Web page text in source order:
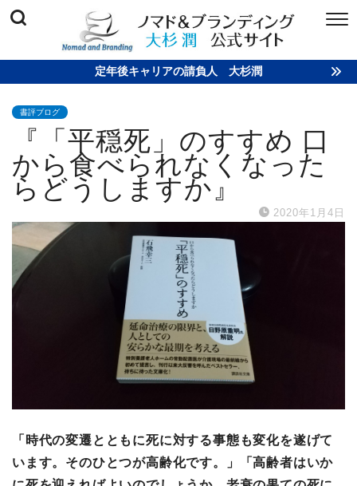
定年後キャリアの請負人 大杉潤
書評ブログ
『「平穏死」のすすめ 口
から食べられなくなった
らどうしますか』
2020年1月4日
「時代の変遷とともに死に対する事態も変化を遂げて
います。そのひとつが高齢化です。」「高齢者はいか